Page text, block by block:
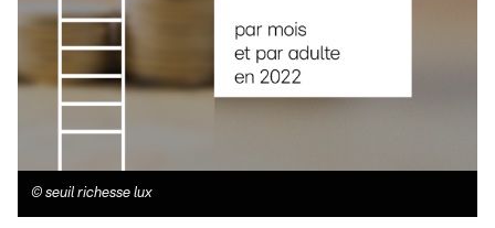
© seuil richesse lux